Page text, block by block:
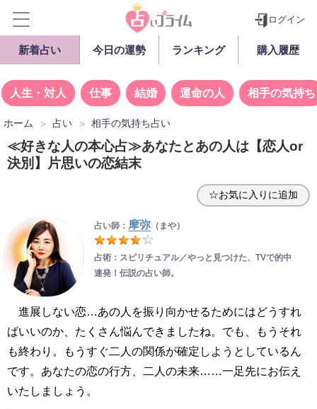
ログイン
新着占い 今日の運勢 ランキング 購入履歴
人生・対人 仕事 結婚 運命の人 相手の気持ち
ホーム 占い 相手の気持ち占い
≪好きな人の本心占≫あなたとあの人は【恋人or
決別】片思いの恋結末
☆お気に入りに追加
占い師： 摩弥（まや）
占術：スピリチュアル／やっと見つけた、TVで的中
連発！伝説の占い師。
進展しない恋…あの人を振り向かせるためにはどうすれ
ばいいのか、たくさん悩んできましたね。でも、もうそれ
も終わり。もうすぐ二人の関係が確定しようとしているん
です。あなたの恋の行方、二人の未来……一足先にお伝え
いたしましょう。